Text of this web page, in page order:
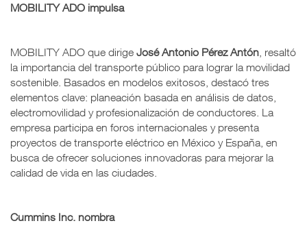
MOBILITY ADO impulsa
MOBILITY ADO que dirige José Antonio Pérez Antón , resaltó
la importancia del transporte público para lograr la movilidad
sostenible. Basados en modelos exitosos, destacó tres
elementos clave: planeación basada en análisis de datos,
electromovilidad y profesionalización de conductores. La
empresa participa en foros internacionales y presenta
proyectos de transporte eléctrico en México y España, en
busca de ofrecer soluciones innovadoras para mejorar la
calidad de vida en las ciudades.
Cummins Inc. nombra